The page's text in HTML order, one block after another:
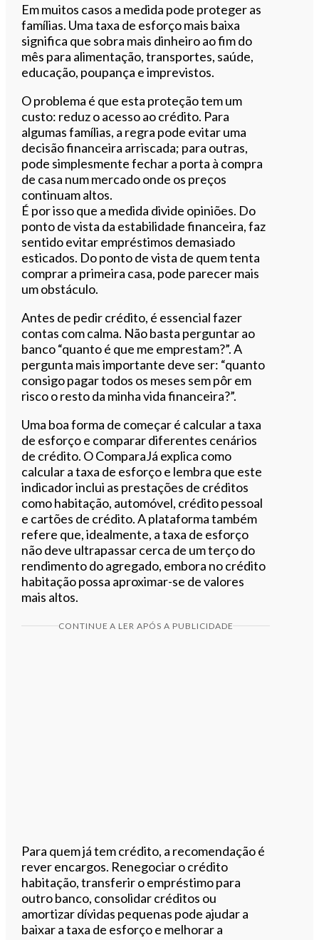
Em muitos casos a medida pode proteger as
famílias. Uma taxa de esforço mais baixa
significa que sobra mais dinheiro ao fim do
mês para alimentação, transportes, saúde,
educação, poupança e imprevistos.
O problema é que esta proteção tem um
custo: reduz o acesso ao crédito. Para
algumas famílias, a regra pode evitar uma
decisão financeira arriscada; para outras,
pode simplesmente fechar a porta à compra
de casa num mercado onde os preços
continuam altos.
É por isso que a medida divide opiniões. Do
ponto de vista da estabilidade financeira, faz
sentido evitar empréstimos demasiado
esticados. Do ponto de vista de quem tenta
comprar a primeira casa, pode parecer mais
um obstáculo.
Antes de pedir crédito, é essencial fazer
contas com calma. Não basta perguntar ao
banco “quanto é que me emprestam?”. A
pergunta mais importante deve ser: “quanto
consigo pagar todos os meses sem pôr em
risco o resto da minha vida financeira?”.
Uma boa forma de começar é calcular a taxa
de esforço e comparar diferentes cenários
de crédito. O ComparaJá explica como
calcular a taxa de esforço e lembra que este
indicador inclui as prestações de créditos
como habitação, automóvel, crédito pessoal
e cartões de crédito. A plataforma também
refere que, idealmente, a taxa de esforço
não deve ultrapassar cerca de um terço do
rendimento do agregado, embora no crédito
habitação possa aproximar-se de valores
mais altos.
CONTINUE A LER APÓS A PUBLICIDADE
Para quem já tem crédito, a recomendação é
rever encargos. Renegociar o crédito
habitação, transferir o empréstimo para
outro banco, consolidar créditos ou
amortizar dívidas pequenas pode ajudar a
baixar a taxa de esforço e melhorar a